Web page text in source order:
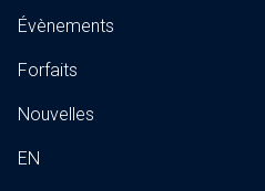
Évènements
Forfaits
Nouvelles
EN